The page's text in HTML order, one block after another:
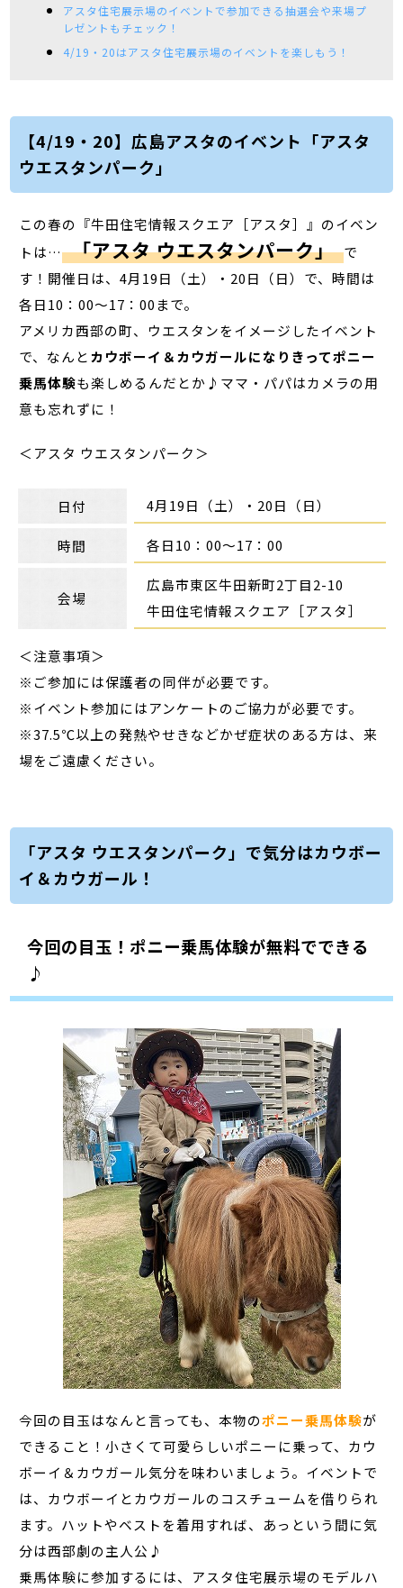
アスタ住宅展示場のイベントで参加できる抽選会や来場プ
レゼントもチェック！
4/19・20はアスタ住宅展示場のイベントを楽しもう！
【4/19・20】広島アスタのイベント「アスタ
ウエスタンパーク」
この春の『牛田住宅情報スクエア［アスタ］』のイベン
トは… 「アスタ ウエスタンパーク」 で
す！開催日は、4月19日（土）・20日（日）で、時間は
各日10：00～17：00まで。
アメリカ西部の町、ウエスタンをイメージしたイベント
で、なんとカウボーイ＆カウガールになりきってポニー
乗馬体験も楽しめるんだとか♪ママ・パパはカメラの用
意も忘れずに！
＜アスタ ウエスタンパーク＞
日付 4月19日（土）・20日（日）
時間 各日10：00～17：00
会場
広島市東区牛田新町2丁目2-10
牛田住宅情報スクエア［アスタ］
＜注意事項＞
※ご参加には保護者の同伴が必要です。
※イベント参加にはアンケートのご協力が必要です。
※37.5℃以上の発熱やせきなどかぜ症状のある方は、来
場をご遠慮ください。
「アスタ ウエスタンパーク」で気分はカウボー
イ＆カウガール！
今回の目玉！ポニー乗馬体験が無料でできる
♪
今回の目玉はなんと言っても、本物のポニー乗馬体験が
できること！小さくて可愛らしいポニーに乗って、カウ
ボーイ＆カウガール気分を味わいましょう。イベントで
は、カウボーイとカウガールのコスチュームを借りられ
ます。ハットやベストを着用すれば、あっという間に気
分は西部劇の主人公♪
乗馬体験に参加するには、アスタ住宅展示場のモデルハ